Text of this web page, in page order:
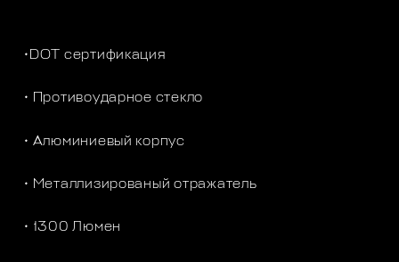
•DOT сертификация
• Противоударное стекло
• Алюминиевый корпус
• Металлизированый отражатель
• 1300 Люмен